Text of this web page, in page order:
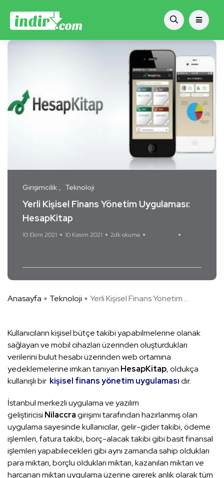
Girişimcilik Teknoloji
Yerli Kişisel Finans Yönetim Uygulaması:
HesapKitap
10 Ekim 2021 10 Kasım 2021 2dk okuma
Anasayfa Teknoloji Yerli Kişisel Finans Yönetim ...
Kullanıcıların kişisel bütçe takibi yapabilmelerine olanak
sağlayan ve mobil cihazları üzerinden oluşturdukları
verilerini bulut hesabı üzerinden web ortamına
yedeklemelerine imkan tanıyan HesapKitap, oldukça
kullanışlı bir kişisel finans yönetim uygulamasıdır.
İstanbul merkezli uygulama ve yazılım
geliştiricisi Nilaccragirişimi tarafından hazırlanmış olan
uygulama sayesinde kullanıcılar, gelir-gider takibi, ödeme
işlemleri, fatura takibi, borç-alacak takibi gibi basit finansal
işlemleri yapabilecekleri gibi aynı zamanda sahip oldukları
para miktarı, borçlu oldukları miktarı, kazanılan miktarı ve
harcanan miktarı uygulama üzerine girerek anlık olarak tüm